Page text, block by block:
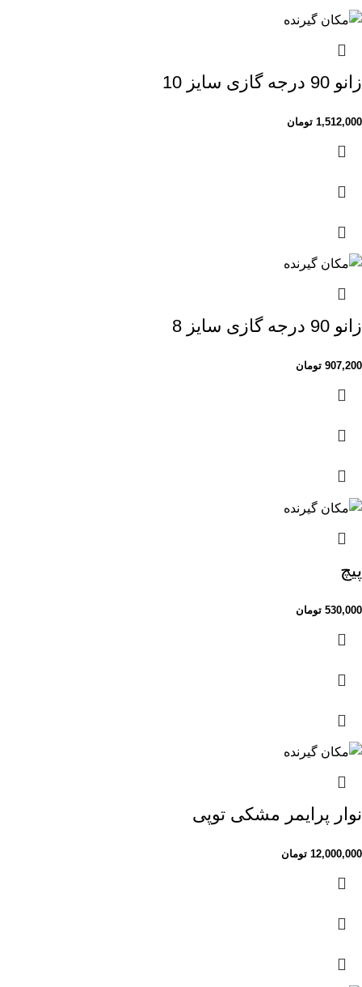
زانو 90 درجه گازی سایز 10
1,512,000 تومان
زانو 90 درجه گازی سایز 8
907,200 تومان
پیچ
530,000 تومان
نوار پرایمر مشکی توپی
12,000,000 تومان